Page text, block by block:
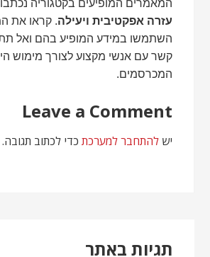
המאמרים המופיעים בקטגוריה
עזרה אפקטיבית ויעילה. קראו את
השתמשו במידע המופיע בהם ואל
קשר עם אנשי מקצוע לצורך מימוש
המכרסמים.
Leave a Comment
ישלהתחבר למערכת כדי לכתוב תגובה.
תגיות באתר